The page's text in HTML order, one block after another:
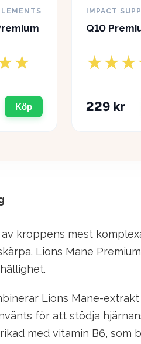
Köp
IMPACT
Q10
229 kr
kroppens mest
Lions Mane
Lions Mane-
för att stödja
med vitamin B6, som